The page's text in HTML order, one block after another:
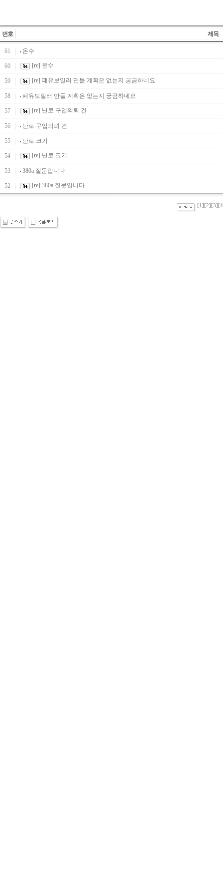
번호 제목
61 온수
60 [re] 온수
59 [re] 폐유보일러 만들 계획은 없는지 궁금하네요
58 폐유보일러 만들 계획은 없는지 궁금하네요
57 [re] 난로 구입의뢰 건
56 난로 구입의뢰 건
55 난로 크기
54 [re] 난로 크기
53 380a 질문입니다
52 [re] 380a 질문입니다
[1] [2] [3]